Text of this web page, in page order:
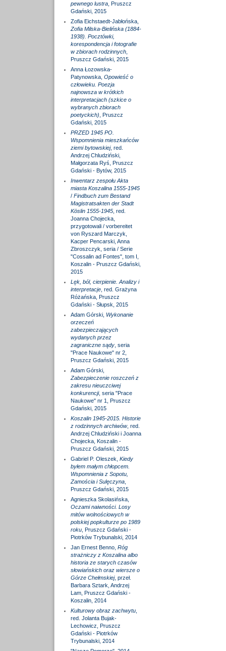
pewnego lustra, Pruszcz
Gdański, 2015
Zofia Eichstaedt-Jabłońska,
Zofia Milska-Bielińska (1884-
1938). Pocztówki,
korespondencja i fotografie
w zbiorach rodzinnych,
Pruszcz Gdański, 2015
Anna Łozowska-
Patynowska, Opowieść o
człowieku. Poezja
najnowsza w krótkich
interpretacjach (szkice o
wybranych zbiorach
poetyckich) , Pruszcz
Gdański, 2015
PRZED 1945 PO.
Wspomnienia mieszkańców
ziemi bytowskiej, red.
Andrzej Chludziński,
Małgorzata Ryś, Pruszcz
Gdański - Bytów, 2015
Inwentarz zespołu Akta
miasta Koszalina 1555-1945
/ Findbuch zum Bestand
Magistratsakten der Stadt
Köslin 1555-1945, red.
Joanna Chojecka,
przygotowali / vorbereitet
von Ryszard Marczyk,
Kacper Pencarski, Anna
Zbroszczyk, seria / Serie
"Cossalin ad Fontes", tom I,
Koszalin - Pruszcz Gdański,
2015
Lęk, ból, cierpienie. Analizy i
interpretacje, red. Grażyna
Różańska, Pruszcz
Gdański - Słupsk, 2015
Adam Górski, Wykonanie
orzeczeń
zabezpieczających
wydanych przez
zagraniczne sądy, seria
"Prace Naukowe" nr 2,
Pruszcz Gdański, 2015
Adam Górski,
Zabezpieczenie roszczeń z
zakresu nieuczciwej
konkurencji, seria "Prace
Naukowe" nr 1, Pruszcz
Gdański, 2015
Koszalin 1945-2015. Historie
z rodzinnych archiwów, red.
Andrzej Chludziński i Joanna
Chojecka, Koszalin -
Pruszcz Gdański, 2015
Gabriel P. Oleszek, Kiedy
byłem małym chłopcem.
Wspomnienia z Sopotu,
Zamościa i Sulęczyna,
Pruszcz Gdański, 2015
Agnieszka Skolasińska,
Oczami naiwności. Losy
mitów wolnościowych w
polskiej popkulturze po 1989
roku, Pruszcz Gdański -
Piotrków Trybunalski, 2014
Jan Ernest Benno, Róg
strażniczy z Koszalina albo
historia ze starych czasów
słowiańskich oraz wiersze o
Górze Chełmskiej, przeł.
Barbara Sztark, Andrzej
Lam, Pruszcz Gdański -
Koszalin, 2014
Kulturowy obraz zachwytu,
red. Jolanta Bujak-
Lechowicz, Pruszcz
Gdański - Piotrków
Trybunalski, 2014